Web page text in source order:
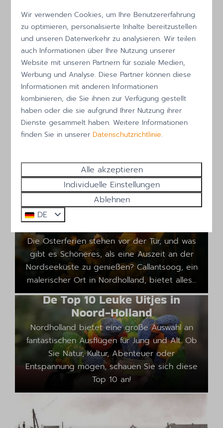
Urlaub 2026
An der Küste frische Luft
Frische Luft an der Küste von Callantsoog –
der Zauber des Herbstes
Osterferien in Callantsoog – Ihr
perfektes Frühlingsziel an der
niederländischen Küste
Die Osterferien stehen vor der Tür, und was
gibt es Schöneres, als eine Auszeit an der
Nordseeküste zu genießen? Callantsoog, ein
malerischer Ort in Nordholland, bietet alles...
De Top 10 Leuke Uitjes in
Noord-Holland
Nordholland bietet eine große Auswahl an
fantastischen Ausflügen für Jung und Alt. Ob
Sie Natur, Kultur, Abenteuer oder
Entspannung mögen, schauen Sie sich diese
Top 10 an!
Wir verwenden Cookies, um Ihre Benutzererfahrung
zu optimieren, personalisierte Inhalte bereitzustellen
und unseren Datenverkehr zu analysieren. Wir teilen
auch Informationen über Ihre Nutzung unserer
Website mit unseren Partnern für soziale Medien,
Werbung und Analyse. Diese Partner können diese
Informationen mit anderen Informationen
kombinieren, die Sie ihnen zur Verfügung gestellt
haben oder die sie aufgrund Ihrer Nutzung ihrer
Dienste gesammelt haben. Weitere Informationen
finden Sie in unserer Datenschutzrichtlinie.
Alle akzeptieren
Individuelle Einstellungen
Ablehnen
DE